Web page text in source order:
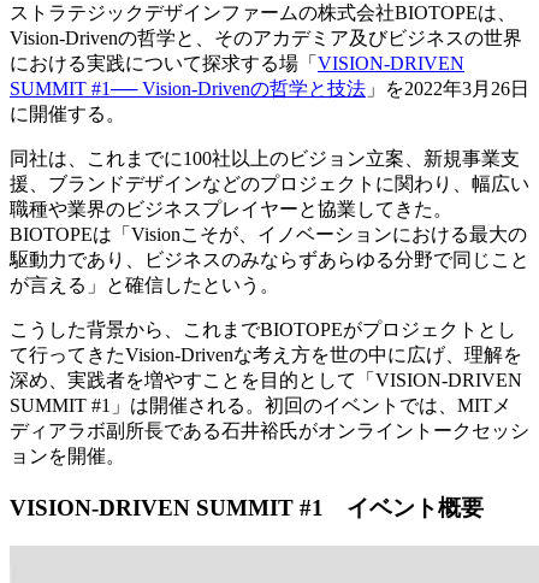
ストラテジックデザインファームの株式会社BIOTOPEは、
Vision-Drivenの哲学と、そのアカデミア及びビジネスの世界
における実践について探求する場「 VISION-DRIVEN
SUMMIT #1── Vision-Drivenの哲学と技法 」を2022年3月26日
に開催する。
同社は、これまでに100社以上のビジョン立案、新規事業支
援、ブランドデザインなどのプロジェクトに関わり、幅広い
職種や業界のビジネスプレイヤーと協業してきた。
BIOTOPEは「Visionこそが、イノベーションにおける最大の
駆動力であり、ビジネスのみならずあらゆる分野で同じこと
が言える」と確信したという。
こうした背景から、これまでBIOTOPEがプロジェクトとし
て行ってきたVision-Drivenな考え方を世の中に広げ、理解を
深め、実践者を増やすことを目的として「VISION-DRIVEN
SUMMIT #1」は開催される。初回のイベントでは、MITメ
ディアラボ副所長である石井裕氏がオンライントークセッシ
ョンを開催。
VISION-DRIVEN SUMMIT #1 イベント概要